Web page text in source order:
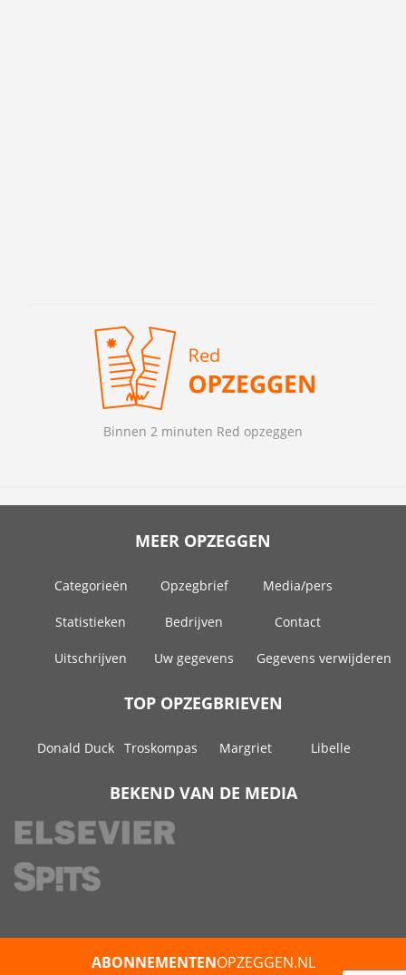
Binnen 2 minuten Red opzeggen
MEER OPZEGGEN
Categorieën Opzegbrief Media/pers
Statistieken Bedrijven Contact
Uitschrijven Uw gegevens Gegevens verwijderen
TOP OPZEGBRIEVEN
Donald Duck Troskompas Margriet Libelle
BEKEND VAN DE MEDIA
ABONNEMENTENOPZEGGEN.NL